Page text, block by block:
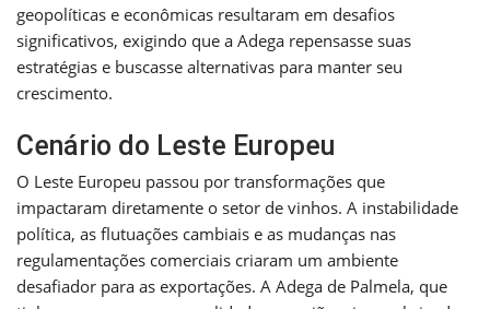
geopolíticas e econômicas resultaram em desafios
significativos, exigindo que a Adega repensasse suas
estratégias e buscasse alternativas para manter seu
crescimento.
Cenário do Leste Europeu
O Leste Europeu passou por transformações que
impactaram diretamente o setor de vinhos. A instabilidade
política, as flutuações cambiais e as mudanças nas
regulamentações comerciais criaram um ambiente
desafiador para as exportações. A Adega de Palmela, que